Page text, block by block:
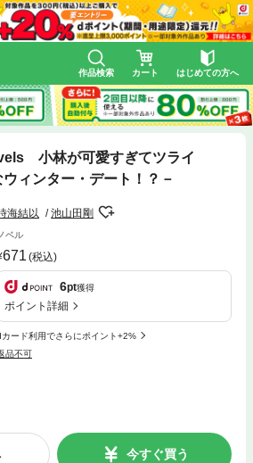
作品検索 カート はじめての方へ
小林が可愛すぎてツライ
ィンター・デート！？－
海結以 池山田剛
ベル
671 (税込)
6pt獲得
ポイント詳細
カード利用でさらにポイント+2%
品不可
今すぐ買う